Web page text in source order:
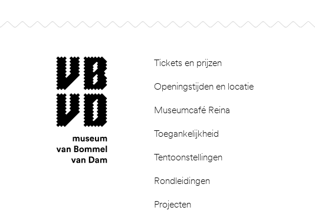
Tickets en prijzen
Openingstijden en locatie
Museumcafé Reina
Toegankelijkheid
Tentoonstellingen
Rondleidingen
Projecten
museum van Bommel van Dam